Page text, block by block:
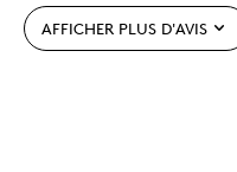
Cadeau de Noël
AFFICHER PLUS D'AVIS